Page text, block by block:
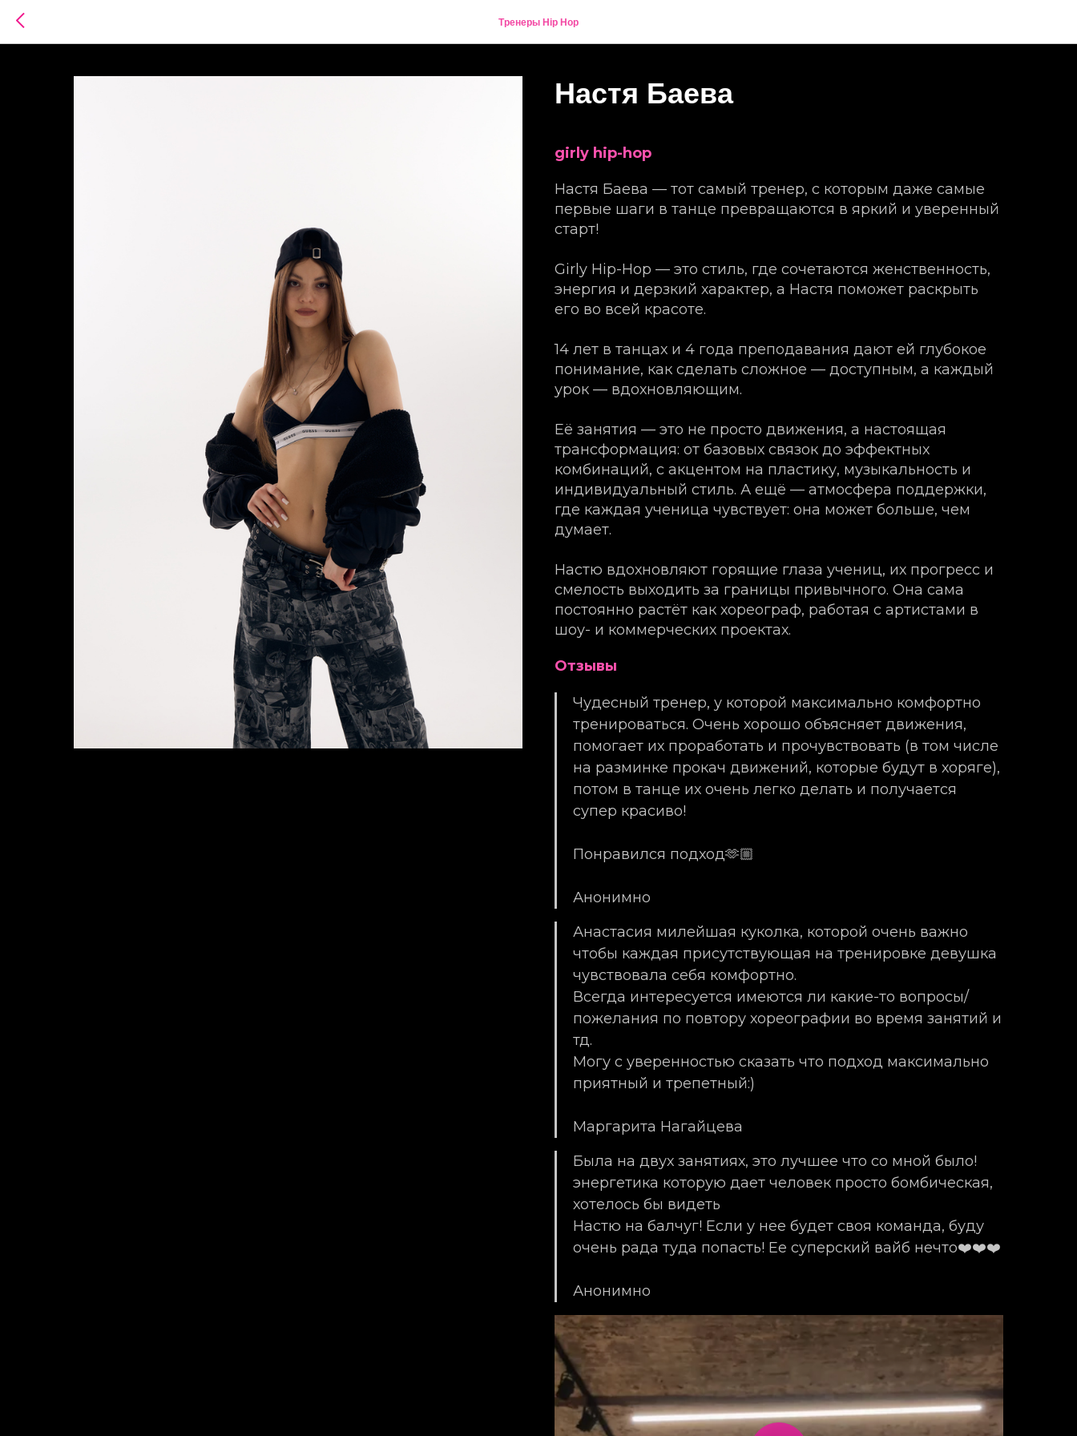
Тренеры Hip Hop
Настя Баева
girly hip-hop
Настя Баева — тот самый тренер, с которым даже самые
первые шаги в танце превращаются в яркий и уверенный
старт!
Girly Hip-Hop — это стиль, где сочетаются женственность,
энергия и дерзкий характер, а Настя поможет раскрыть
его во всей красоте.
14 лет в танцах и 4 года преподавания дают ей глубокое
понимание, как сделать сложное — доступным, а каждый
урок — вдохновляющим.
Её занятия — это не просто движения, а настоящая
трансформация: от базовых связок до эффектных
комбинаций, с акцентом на пластику, музыкальность и
индивидуальный стиль. А ещё — атмосфера поддержки,
где каждая ученица чувствует: она может больше, чем
думает.
Настю вдохновляют горящие глаза учениц, их прогресс и
смелость выходить за границы привычного. Она сама
постоянно растёт как хореограф, работая с артистами в
шоу- и коммерческих проектах.
Отзывы
Чудесный тренер, у которой максимально комфортно
тренироваться. Очень хорошо объясняет движения,
помогает их проработать и прочувствовать (в том числе
на разминке прокач движений, которые будут в хоряге),
потом в танце их очень легко делать и получается
супер красиво!
Понравился подход🫶🏼
Анонимно
Анастасия милейшая куколка, которой очень важно
чтобы каждая присутствующая на тренировке девушка
чувствовала себя комфортно.
Всегда интересуется имеются ли какие-то вопросы/
пожелания по повтору хореографии во время занятий и
тд.
Могу с уверенностью сказать что подход максимально
приятный и трепетный:)
Маргарита Нагайцева
Была на двух занятиях, это лучшее что со мной было!
энергетика которую дает человек просто бомбическая,
хотелось бы видеть
Настю на балчуг! Если у нее будет своя команда, буду
очень рада туда попасть! Ее суперский вайб нечто❤️❤️❤️
Анонимно